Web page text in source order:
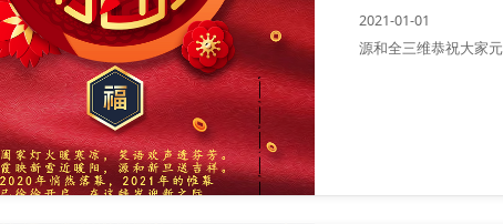
2021-01-01
源和全三维恭祝大家